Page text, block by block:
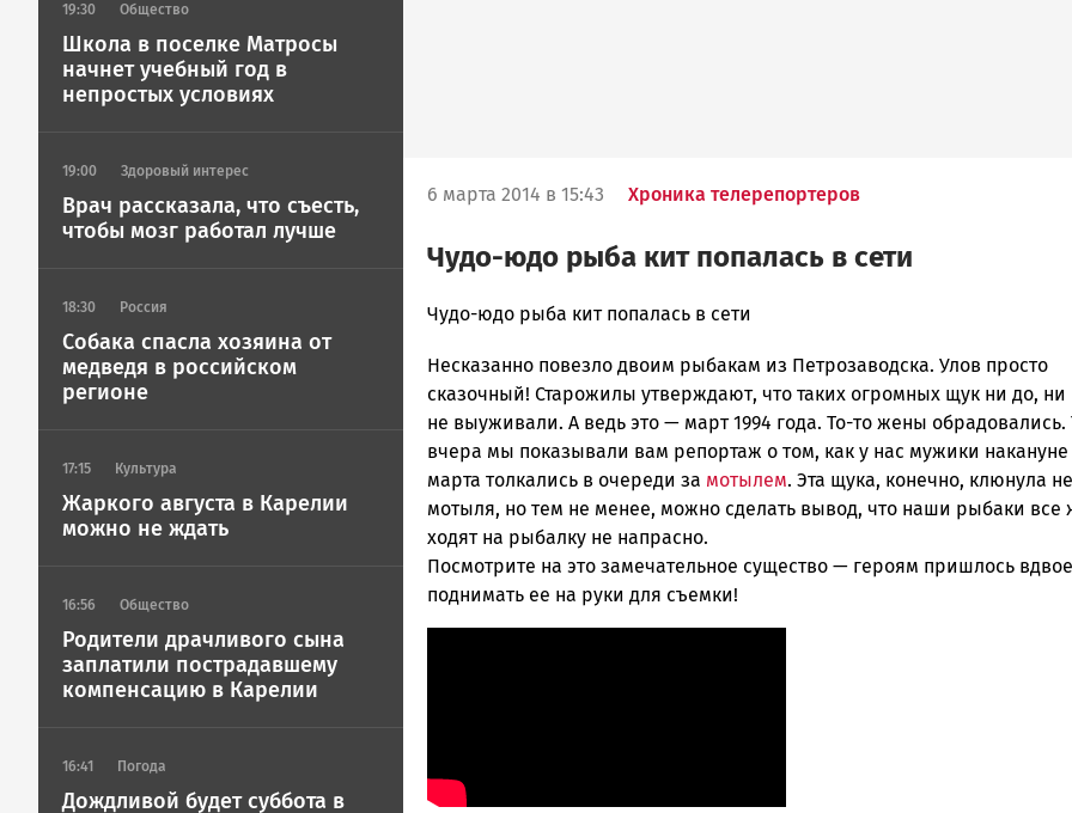
19:30 Общество
Школа в поселке Матросы
начнет учебный год в
непростых условиях
19:00 Здоровый интерес
Врач рассказала, что съесть,
чтобы мозг работал лучше
18:30 Россия
Собака спасла хозяина от
медведя в российском
регионе
17:15 Культура
Жаркого августа в Карелии
можно не ждать
16:56 Общество
Родители драчливого сына
заплатили пострадавшему
компенсацию в Карелии
16:41 Погода
Дождливой будет суббота в
6 марта 2014 в 15:43 Хроника телерепортеров
Чудо-юдо рыба кит попалась в сети
admintimur
Петрозаводска
и
Карелии
|
Петрозаводск
ГОВОРИТ
Чудо-юдо рыба кит попалась в сети
Несказанно повезло двоим рыбакам из Петрозаводска. Улов просто
сказочный! Старожилы утверждают, что таких огромных щук ни до, ни
не выуживали. А ведь это — март 1994 года. То-то жены обрадовались.
вчера мы показывали вам репортаж о том, как у нас мужики накануне
марта толкались в очереди за мотылем. Эта щука, конечно, клюнула
мотыля, но тем не менее, можно сделать вывод, что наши рыбаки все
ходят на рыбалку не напрасно.
Посмотрите на это замечательное существо — героям пришлось
поднимать ее на руки для съемки!